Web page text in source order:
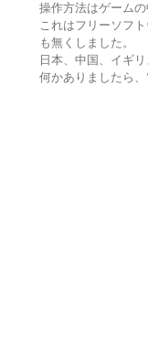
操作方法はゲームの
これはフリーソフ
も無くしました。
日本、中国、イギ
何かありましたら、